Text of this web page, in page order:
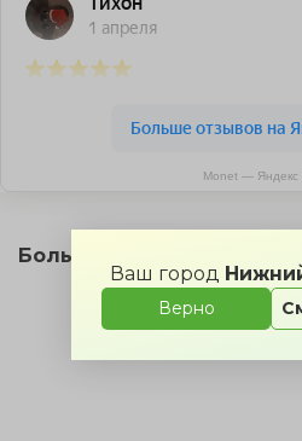
Ваш город
Верно
Monet — Яндекс
Большой зал ресторана